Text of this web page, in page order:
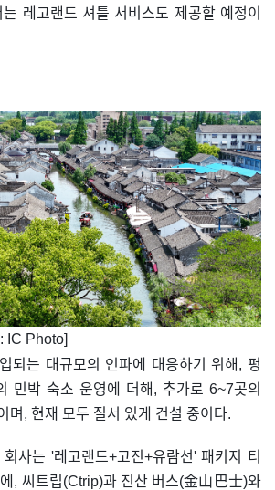
레고랜드 셔틀 서비스도 제공할 예정이
IC Photo]
되는 대규모의 인파에 대응하기 위해, 펑
민박 숙소 운영에 더해, 추가로 6~7곳의
며, 현재 모두 질서 있게 건설 중이다.
사는 '레고랜드+고진+유람선' 패키지 티
, 씨트립(Ctrip)과 진산 버스(金山巴士)와